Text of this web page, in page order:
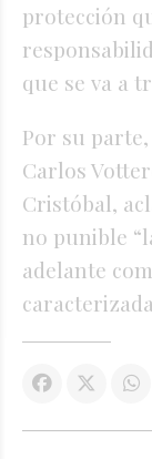
protección
que se va a
Por su
Carlos
Cristóbal,
no punible
adelante